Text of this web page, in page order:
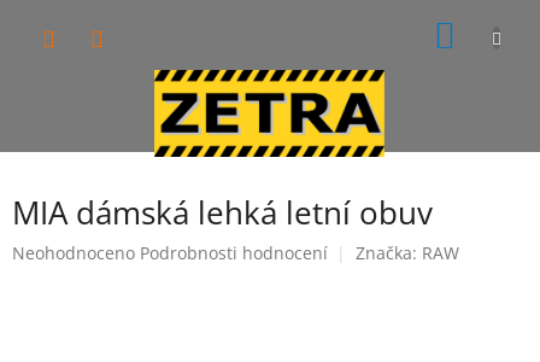
MIA dámská lehká letní obuv
Průměrné
Neohodnoceno Podrobnosti hodnocení Značka: RAW